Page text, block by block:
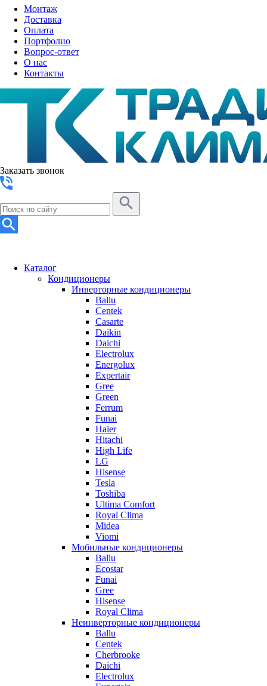
Монтаж
Доставка
Оплата
Портфолио
Вопрос-ответ
О нас
Контакты
Заказать звонок
Каталог
Кондиционеры
Инверторные кондиционеры
Ballu
Centek
Casarte
Daikin
Daichi
Electrolux
Energolux
Expertair
Gree
Green
Ferrum
Funai
Haier
Hitachi
High Life
LG
Hisense
Tesla
Toshiba
Ultima Comfort
Royal Clima
Midea
Viomi
Мобильные кондиционеры
Ballu
Ecostar
Funai
Gree
Hisense
Royal Clima
Неинверторные кондиционеры
Ballu
Centek
Cherbrooke
Daichi
Electrolux